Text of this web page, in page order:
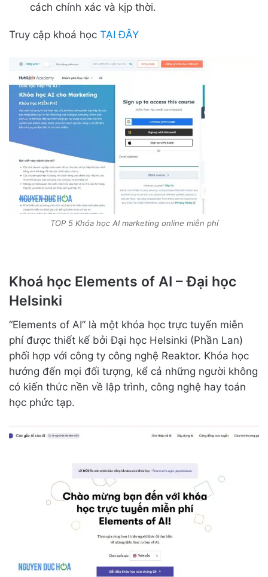
cách chính xác và kịp thời.
Truy cập khoá học TẠI ĐÂY
TOP 5 Khóa học AI marketing online miễn phí
Khoá học Elements of AI – Đại học
Helsinki
“Elements of AI” là một khóa học trực tuyến miễn
phí được thiết kế bởi Đại học Helsinki (Phần Lan)
phối hợp với công ty công nghệ Reaktor. Khóa học
hướng đến mọi đối tượng, kể cả những người không
có kiến thức nền về lập trình, công nghệ hay toán
học phức tạp.